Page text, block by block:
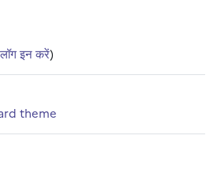
लॉग इन करें)
theme